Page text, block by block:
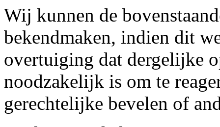
Wij kunnen de
bekendmaken, indien dit
overtuiging dat dergelijke
noodzakelijk is om te
gerechtelijke bevelen of